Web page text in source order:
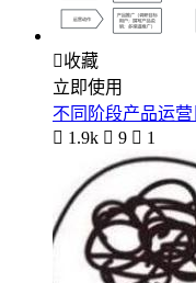
收藏
立即使用
不同阶段产品运
 1.9k  9  1